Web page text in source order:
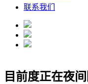
联系我们
目前度正在夜